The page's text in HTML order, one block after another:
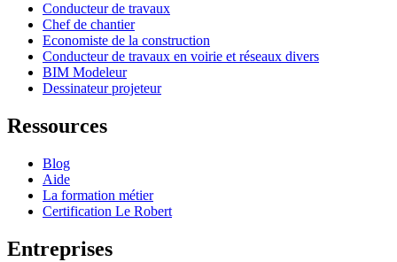
Conducteur de travaux
Chef de chantier
Economiste de la construction
Conducteur de travaux en voirie et réseaux divers
BIM Modeleur
Dessinateur projeteur
Ressources
Blog
Aide
La formation métier
Certification Le Robert
Entreprises